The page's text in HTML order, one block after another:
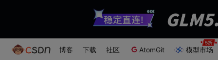
博客 下载 社区 AtomGit 模型市场